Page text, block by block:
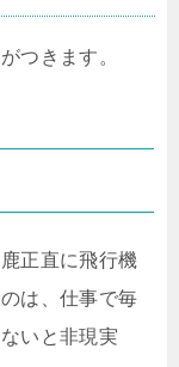
つきます。
正直に飛行機
は、仕事で毎
いと非現実